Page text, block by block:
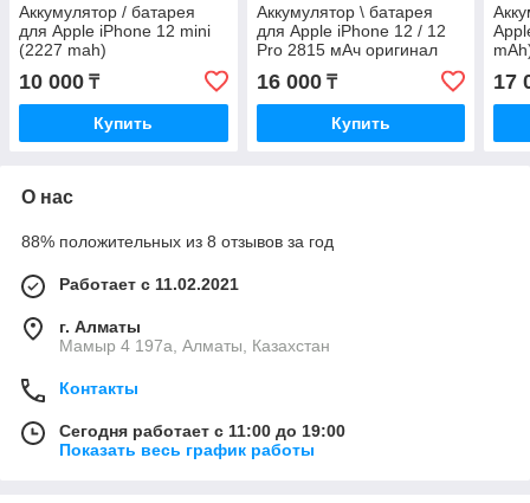
Аккумулятор / батарея
для Apple iPhone 12 mini
(2227 mah)
10 000 ₸
Купить
Аккумулятор \ батарея
для Apple iPhone 12 / 12
Pro 2815 мАч оригинал
16 000₸
Купить
17
О нас
88% положительных из 8 отзывов за год
Работает с 11.02.2021
г. Алматы
Мамыр 4 197а, Алматы, Казахстан
Контакты
Сегодня работает с 11:00 до 19:00
Показать весь график работы